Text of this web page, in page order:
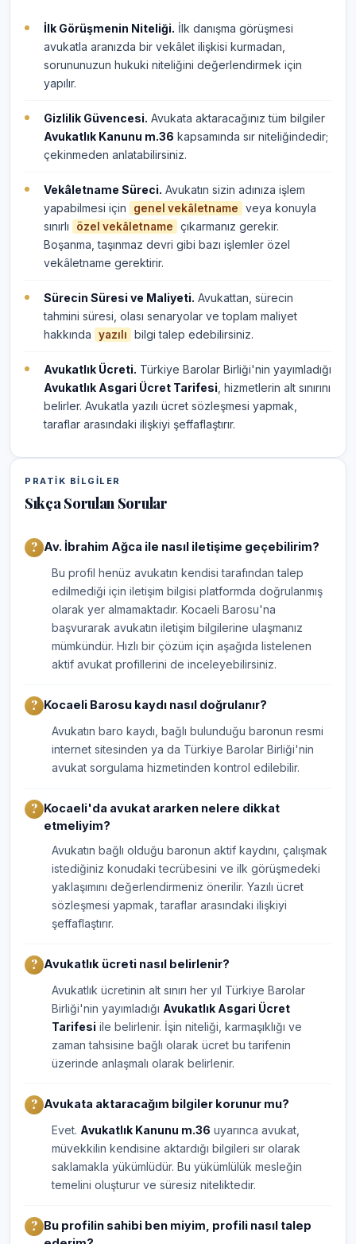
İlk Görüşmenin Niteliği. İlk danışma görüşmesi
avukatla aranızda bir vekâlet ilişkisi kurmadan,
sorununuzun hukuki niteliğini değerlendirmek için
yapılır.
Gizlilik Güvencesi. Avukata aktaracağınız tüm bilgiler
Avukatlık Kanunu m.36 kapsamında sır niteliğindedir;
çekinmeden anlatabilirsiniz.
Vekâletname Süreci. Avukatın sizin adınıza işlem
yapabilmesi için
genel vekâletname
veya konuyla
sınırlı
özel vekâletname
çıkarmanız gerekir.
Boşanma, taşınmaz devri gibi bazı işlemler özel
vekâletname gerektirir.
Sürecin Süresi ve Maliyeti. Avukattan, sürecin
tahmini süresi, olası senaryolar ve toplam maliyet
hakkında
yazılı bilgi talep edebilirsiniz.
Avukatlık Ücreti. Türkiye Barolar Birliği'nin yayımladığı
Avukatlık Asgari Ücret Tarifesi , hizmetlerin alt sınırını
belirler. Avukatla yazılı ücret sözleşmesi yapmak,
taraflar arasındaki ilişkiyi şeffaflaştırır.
PRATIK BILGILER
Sıkça Sorulan Sorular
Av. İbrahim Ağca ile nasıl iletişime geçebilirim?
Bu profil henüz avukatın kendisi tarafından talep
edilmediği için iletişim bilgisi platformda doğrulanmış
olarak yer almamaktadır. Kocaeli Barosu'na
başvurarak avukatın iletişim bilgilerine ulaşmanız
mümkündür. Hızlı bir çözüm için aşağıda listelenen
aktif avukat profillerini de inceleyebilirsiniz.
Kocaeli Barosu kaydı nasıl doğrulanır?
Avukatın baro kaydı, bağlı bulunduğu baronun resmi
internet sitesinden ya da Türkiye Barolar Birliği'nin
avukat sorgulama hizmetinden kontrol edilebilir.
Kocaeli'da avukat ararken nelere dikkat
etmeliyim?
Avukatın bağlı olduğu baronun aktif kaydını, çalışmak
istediğiniz konudaki tecrübesini ve ilk görüşmedeki
yaklaşımını değerlendirmeniz önerilir. Yazılı ücret
sözleşmesi yapmak, taraflar arasındaki ilişkiyi
şeffaflaştırır.
Avukatlık ücreti nasıl belirlenir?
Avukatlık ücretinin alt sınırı her yıl Türkiye Barolar
Birliği'nin yayımladığı Avukatlık Asgari Ücret
Tarifesi ile belirlenir. İşin niteliği, karmaşıklığı ve
zaman tahsisine bağlı olarak ücret bu tarifenin
üzerinde anlaşmalı olarak belirlenir.
Avukata aktaracağım bilgiler korunur mu?
Evet. Avukatlık Kanunu m.36 uyarınca avukat,
müvekkilin kendisine aktardığı bilgileri sır olarak
saklamakla yükümlüdür. Bu yükümlülük mesleğin
temelini oluşturur ve süresiz niteliktedir.
Bu profilin sahibi ben miyim, profili nasıl talep